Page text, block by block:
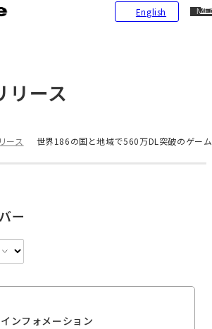
English
リース
ース 世界186の国と地域で560万DL突破のゲー
インフォメーション
ー